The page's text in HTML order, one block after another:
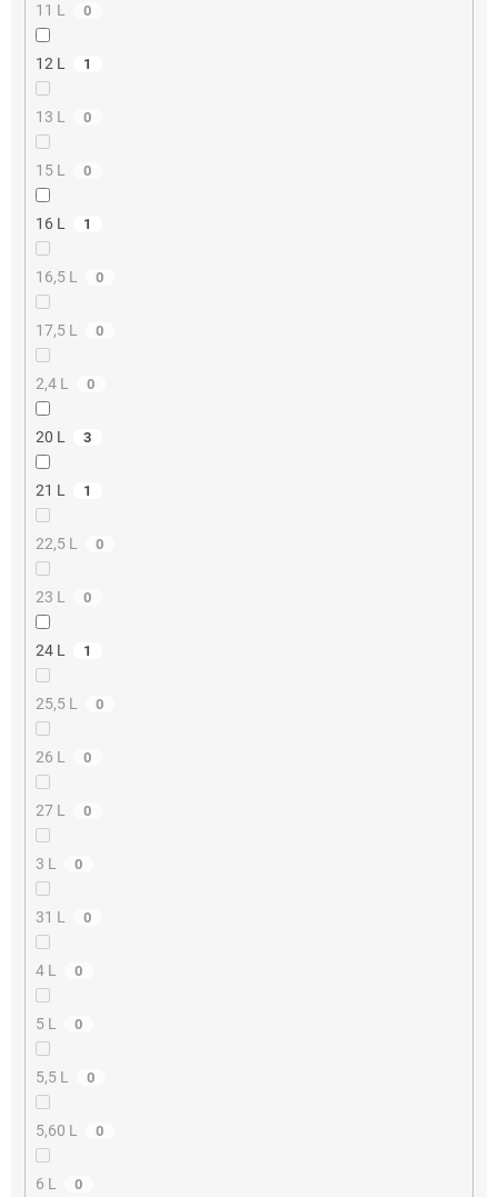
11 L 0
12 L 1
13 L 0
15 L 0
16 L 1
16,5 L 0
17,5 L 0
2,4 L 0
20 L 3
21 L 1
22,5 L 0
23 L 0
24 L 1
25,5 L 0
26 L 0
27 L 0
3 L 0
31 L 0
4 L 0
5 L 0
5,5 L 0
5,60 L 0
6 L 0